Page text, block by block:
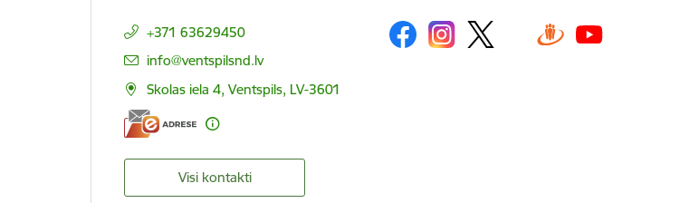
+371 63629450
E-pasts:
info@ventspilsnd.lv
Skolas iela 4, Ventspils, LV-3601
Visi kontakti